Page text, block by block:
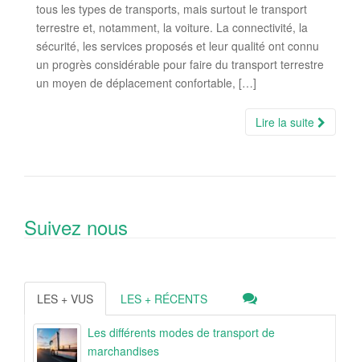
tous les types de transports, mais surtout le transport
terrestre et, notamment, la voiture. La connectivité, la
sécurité, les services proposés et leur qualité ont connu
un progrès considérable pour faire du transport terrestre
un moyen de déplacement confortable, […]
Lire la suite
Suivez nous
LES + VUS LES + RÉCENTS
Les différents modes de transport de
marchandises